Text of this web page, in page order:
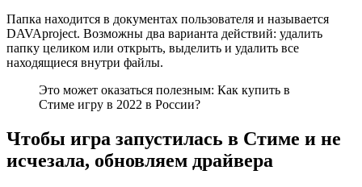
Папка находится в документах пользователя и называется
DAVAproject. Возможны два варианта действий: удалить
папку целиком или открыть, выделить и удалить все
находящиеся внутри файлы.
Это может оказаться полезным: Как купить в
Стиме игру в 2022 в России?
Чтобы игра запустилась в Стиме и не
исчезала, обновляем драйвера